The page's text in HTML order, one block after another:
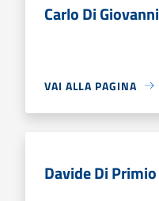
Carlo Di Giovanni
VAI ALLA PAGINA
Davide Di Primio